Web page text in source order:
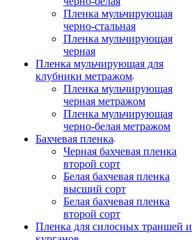
Пленка мульчирующая
черно-стальная
Пленка мульчирующая
черная
Пленка мульчирующая для
клубники метражом
Пленка мульчирующая
черная метражом
Пленка мульчирующая
черно-белая метражом
Бахчевая пленка
Черная бахчевая пленка
второй сорт
Белая бахчевая пленка
высший сорт
Белая бахчевая пленка
второй сорт
Пленка для силосных траншей и